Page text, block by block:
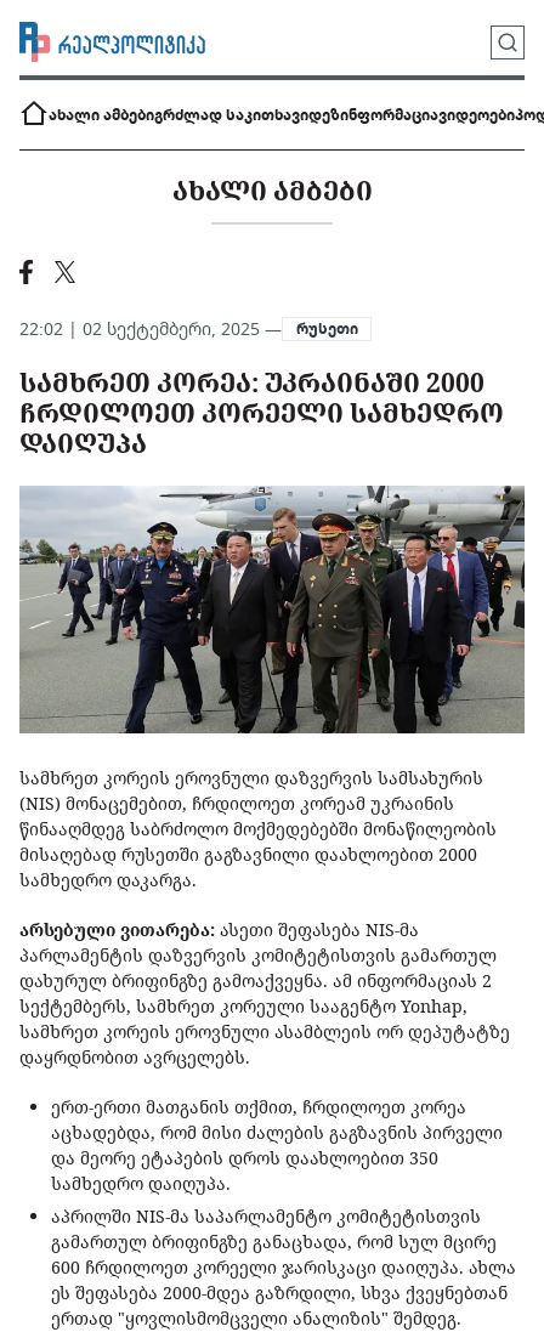
ახალი ამბებიგრძლად საკითხავიდეზინფორმაციავიდეოები
ᲐᲮᲐᲚᲘ ᲐᲛᲑᲔᲑᲘ
22:02 | 02 სექტემბერი, 2025 — რუსეთი
ᲡᲐᲛᲮᲠᲔᲗ ᲙᲝᲠᲔᲐ: ᲣᲙᲠᲐᲘᲜᲐᲨᲘ 2000
ᲩᲠᲓᲘᲚᲝᲔᲗ ᲙᲝᲠᲔᲔᲚᲘ ᲡᲐᲛᲮᲔᲓᲠᲝ
ᲓᲐᲘᲦᲣᲞᲐ
სამხრეთ კორეის ეროვნული დაზვერვის სამსახურის
(NIS) მონაცემებით, ჩრდილოეთ კორეამ უკრაინის
წინააღმდეგ საბრძოლო მოქმედებებში მონაწილეობის
მისაღებად რუსეთში გაგზავნილი დაახლოებით 2000
სამხედრო დაკარგა.
არსებული ვითარება: ასეთი შეფასება NIS-მა
პარლამენტის დაზვერვის კომიტეტისთვის გამართულ
დახურულ ბრიფინგზე გამოაქვეყნა. ამ ინფორმაციას 2
სექტემბერს, სამხრეთ კორეული სააგენტო Yonhap,
სამხრეთ კორეის ეროვნული ასამბლეის ორ დეპუტატზე
დაყრდნობით ავრცელებს.
ერთ-ერთი მათგანის თქმით, ჩრდილოეთ კორეა
აცხადებდა, რომ მისი ძალების გაგზავნის პირველი
და მეორე ეტაპების დროს დაახლოებით 350
სამხედრო დაიღუპა.
აპრილში NIS-მა საპარლამენტო კომიტეტისთვის
გამართულ ბრიფინგზე განაცხადა, რომ სულ მცირე
600 ჩრდილოეთ კორეელი ჯარისკაცი დაიღუპა. ახლა
ეს შეფასება 2000-მდეა გაზრდილი, სხვა ქვეყნებთან
ერთად "ყოვლისმომცველი ანალიზის" შემდეგ.